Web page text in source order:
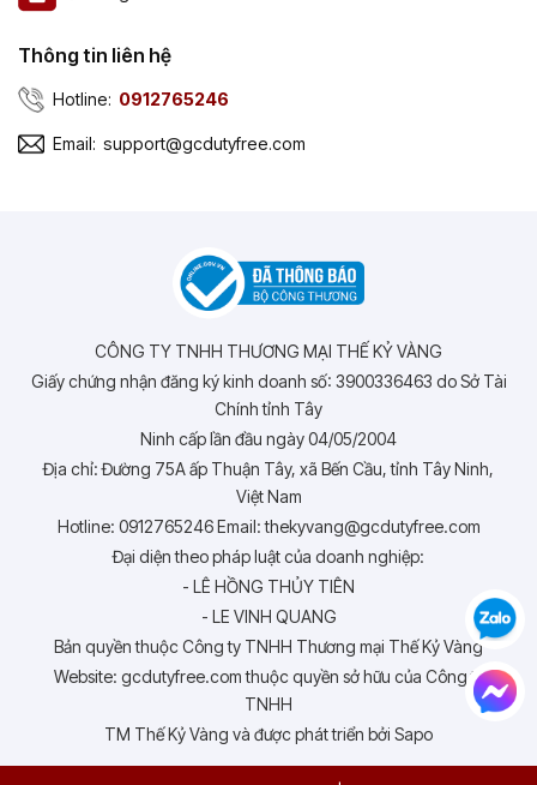
Thông tin liên hệ
Hotline: 0912765246
Email: support@gcdutyfree.com
CÔNG TY TNHH THƯƠNG MẠI THẾ KỶ VÀNG
Giấy chứng nhận đăng ký kinh doanh số: 3900336463 do Sở Tài
Chính tỉnh Tây
Ninh cấp lần đầu ngày 04/05/2004
Địa chỉ: Đường 75A ấp Thuận Tây, xã Bến Cầu, tỉnh Tây Ninh,
Việt Nam
Hotline: 0912765246 Email: thekyvang@gcdutyfree.com
Đại diện theo pháp luật của doanh nghiệp:
- LÊ HỒNG THỦY TIÊN
- LE VINH QUANG
Bản quyền thuộc Công ty TNHH Thương mại Thế Kỷ Vàng
Website: gcdutyfree.com thuộc quyền sở hữu của Công ty
TNHH
TM Thế Kỷ Vàng và được phát triển bởi Sapo